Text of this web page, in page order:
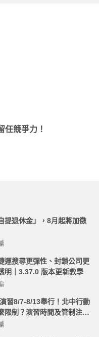
任競爭力！
提退休金」，8月起將加徵
運搜尋更彈性、封鎖公司更
明｜3.37.0 版本更新教學
習8/7-8/13舉行！北中行動
限制？演習時間及管制注意